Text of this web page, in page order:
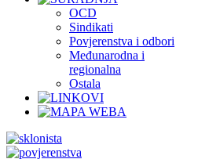
OCD
Sindikati
Povjerenstva i odbori
Međunarodna i
regionalna
Ostala